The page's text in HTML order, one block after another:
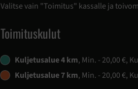
Valitse vain "Toimitus" kassalle ja
Toimituskulut
Kuljetusalue 4 km, Min. - 20,00 €,
Kuljetusalue 7 km, Min. - 20,00 €,